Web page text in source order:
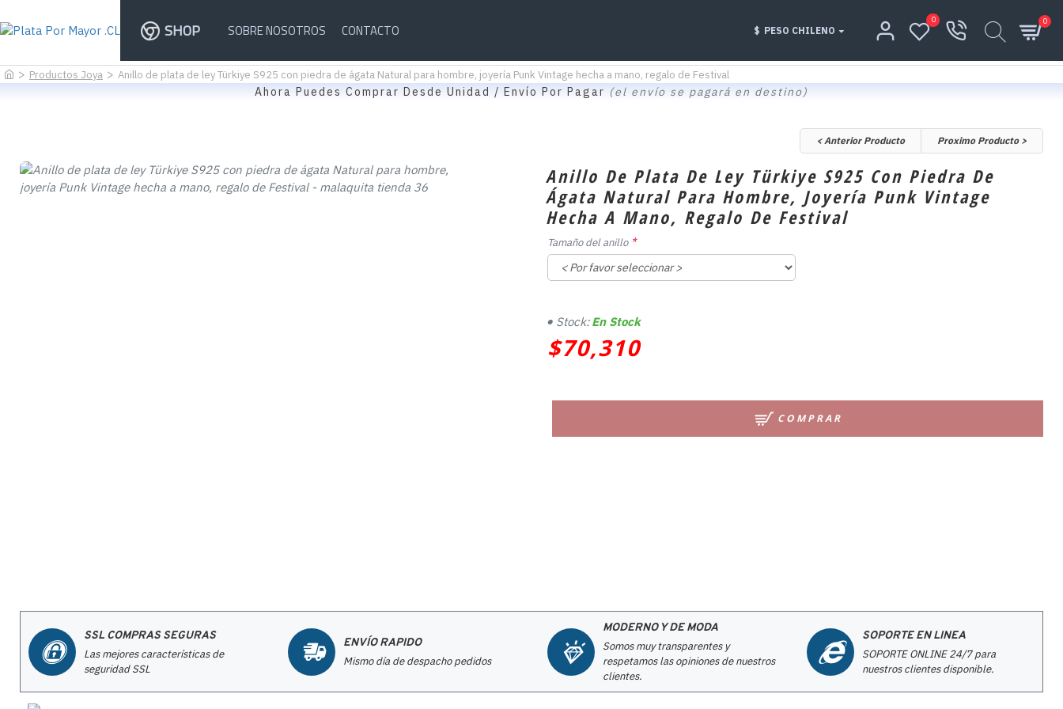
SHOP SOBRE NOSOTROS CONTACTO $ PESO CHILENO
0 0
Productos Joya Anillo de plata de ley Türkiye S925 con piedra de ágata Natural para hombre, joyería Punk Vintage hecha a mano, regalo de Festival
Ahora Puedes Comprar Desde Unidad / Envío Por Pagar (el envío se pagará en destino)
< Anterior Producto Proximo Producto >
Anillo De Plata De Ley Türkiye S925 Con Piedra De
Ágata Natural Para Hombre, Joyería Punk Vintage
Hecha A Mano, Regalo De Festival
$70,310
Stock: En Stock
Tamaño del anillo
COMPRAR
SSL COMPRAS SEGURAS
Las mejores características de
seguridad SSL
ENVÍO RAPIDO
Mismo día de despacho pedidos
MODERNO Y DE MODA
Somos muy transparentes y
respetamos las opiniones de nuestros
clientes.
SOPORTE EN LINEA
SOPORTE ONLINE 24/7 para
nuestros clientes disponible.